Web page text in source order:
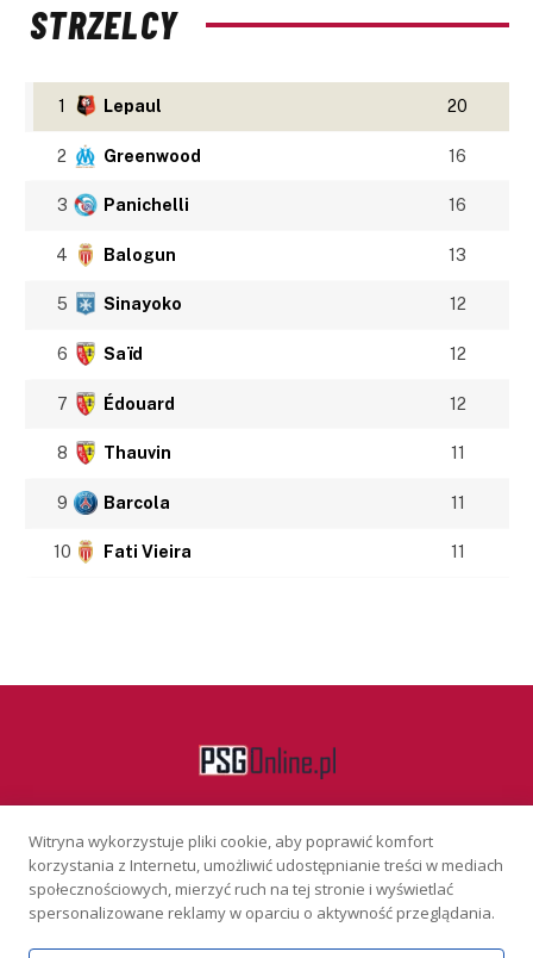
STRZELCY
1 Lepaul 20
2 Greenwood 16
3 Panichelli 16
4 Balogun 13
5 Sinayoko 12
6 Saïd 12
7 Édouard 12
8 Thauvin 11
9 Barcola 11
10 Fati Vieira 11
Facebook
KONTAKT REKLAMA POLITYKA PRYWATNOŚCI
Witryna wykorzystuje pliki cookie, aby poprawić komfort
korzystania z Internetu, umożliwić udostępnianie treści w mediach
społecznościowych, mierzyć ruch na tej stronie i wyświetlać
spersonalizowane reklamy w oparciu o aktywność przeglądania.